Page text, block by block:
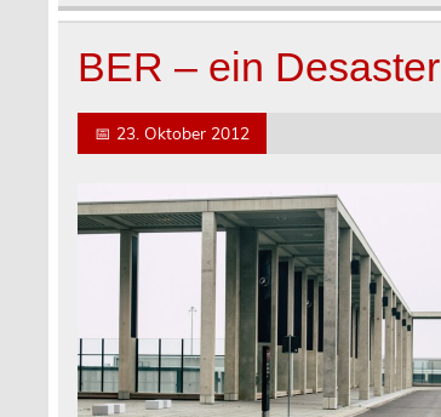
BER – ein Desaster
📅 23. Oktober 2012